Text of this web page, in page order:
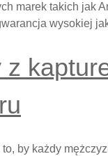
marek takich jak
wysokiej
z
to, by każdy